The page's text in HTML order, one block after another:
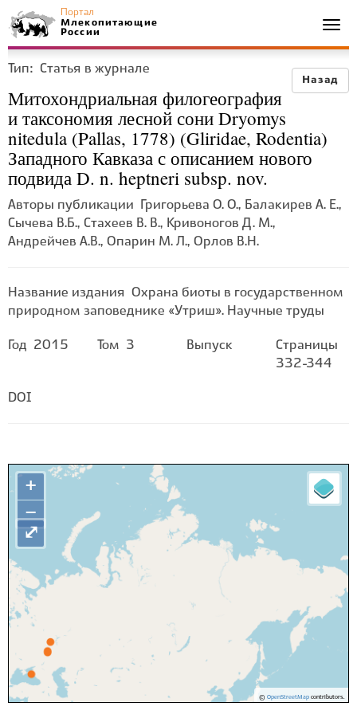
Портал
Млекопитающие
России
Назад
Тип: Статья в журнале
Митохондриальная филогеография
и таксономия лесной сони Dryomys
nitedula (Pallas, 1778) (Gliridae, Rodentia)
Западного Кавказа с описанием нового
подвида D. n. heptneri subsp. nov.
Авторы публикации
Григорьева О. О., Балакирев А. Е.,
Сычева В.Б., Стахеев В. В., Кривоногов Д. М.,
Андрейчев А.В., Опарин М. Л., Орлов В.Н.
Название издания
Охрана биоты в государственном
природном заповеднике «Утриш». Научные труды
Год 2015 Том 3 Выпуск
Страницы
332-344
DOI
+
−
© OpenStreetMapcontributors.
⤢